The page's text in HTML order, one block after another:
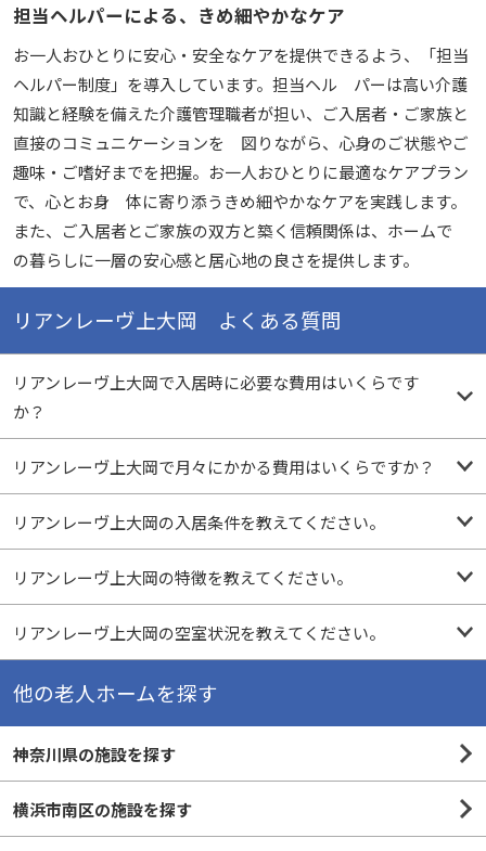
担当ヘルパーによる、きめ細やかなケア
お一人おひとりに安心・安全なケアを提供できるよう、「担当
ヘルパー制度」を導入しています。担当ヘル パーは高い介護
知識と経験を備えた介護管理職者が担い、ご入居者・ご家族と
直接のコミュニケーションを 図りながら、心身のご状態やご
趣味・ご嗜好までを把握。お一人おひとりに最適なケアプラン
で、心とお身 体に寄り添うきめ細やかなケアを実践します。
また、ご入居者とご家族の双方と築く信頼関係は、ホームで
の暮らしに一層の安心感と居心地の良さを提供します。
リアンレーヴ上大岡 よくある質問
リアンレーヴ上大岡で入居時に必要な費用はいくらです
か？
リアンレーヴ上大岡で月々にかかる費用はいくらですか？
リアンレーヴ上大岡の入居条件を教えてください。
リアンレーヴ上大岡の特徴を教えてください。
リアンレーヴ上大岡の空室状況を教えてください。
他の老人ホームを探す
神奈川県の施設を探す
横浜市南区の施設を探す